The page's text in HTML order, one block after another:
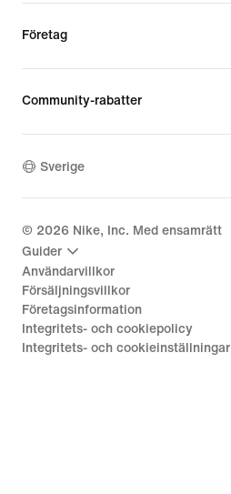
Företag
Community-rabatter
Sverige
© 2026 Nike, Inc. Med ensamrätt
Guider
Användarvillkor
Försäljningsvillkor
Företagsinformation
Integritets- och cookiepolicy
Integritets- och cookieinställningar